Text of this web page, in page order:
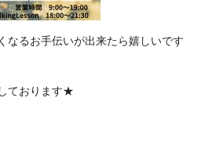
なるお手伝いが出来たら嬉しいです
ております★